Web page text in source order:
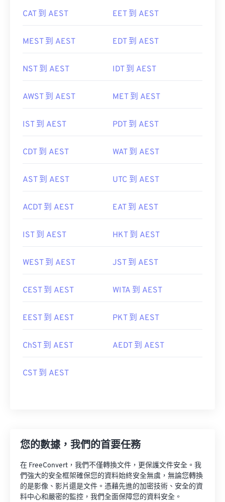
CAT 到 AEST EET 到 AEST
MEST 到 AEST EDT 到 AEST
NST 到 AEST IDT 到 AEST
AWST 到 AEST MET 到 AEST
IST 到 AEST PDT 到 AEST
CDT 到 AEST WAT 到 AEST
AST 到 AEST UTC 到 AEST
ACDT 到 AEST EAT 到 AEST
IST 到 AEST HKT 到 AEST
WEST 到 AEST JST 到 AEST
CEST 到 AEST WITA 到 AEST
EEST 到 AEST PKT 到 AEST
ChST 到 AEST AEDT 到 AEST
CST 到 AEST
您的數據，我們的首要任務
在 FreeConvert，我們不僅轉換文件，更保護文件安全。我
們強大的安全框架確保您的資料始終安全無虞，無論您轉換
的是影像、影片還是文件。憑藉先進的加密技術、安全的資
料中心和嚴密的監控，我們全面保障您的資料安全。